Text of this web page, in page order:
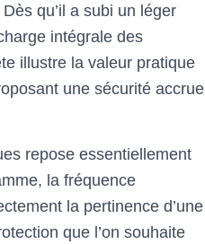
qu’il a subi un léger
intégrale des
illustre la valeur pratique
une sécurité accrue
repose essentiellement
la fréquence
la pertinence d’une
que l’on souhaite